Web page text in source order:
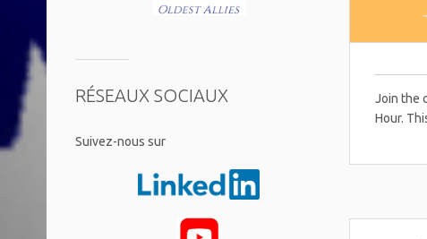
Join the
Hour.
RÉSEAUX SOCIAUX
​Suivez-nous sur